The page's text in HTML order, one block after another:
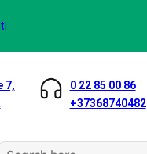
7,
0 22 85 00 86
+37368740482